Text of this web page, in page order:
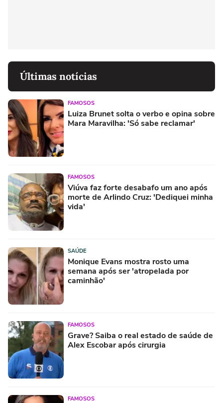
Últimas notícias
FAMOSOS
Luiza Brunet solta o verbo e opina sobre
Mara Maravilha: 'Só sabe reclamar'
FAMOSOS
Viúva faz forte desabafo um ano após
morte de Arlindo Cruz: 'Dediquei minha
vida'
SAÚDE
Monique Evans mostra rosto uma
semana após ser 'atropelada por
caminhão'
FAMOSOS
Grave? Saiba o real estado de saúde de
Alex Escobar após cirurgia
FAMOSOS